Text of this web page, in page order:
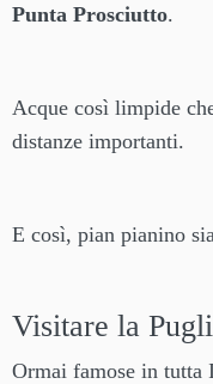
Punta Prosciutto.
Acque così limpide
distanze importanti.
E così, pian pianino
Visitare la
Ormai famose in tutta